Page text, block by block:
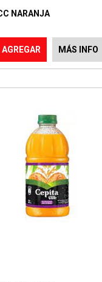
NARANJA
AGREGAR MÁS INFO